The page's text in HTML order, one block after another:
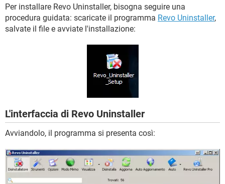
Per installare Revo Uninstaller, bisogna seguire una
procedura guidata: scaricate il programma Revo Uninstaller,
salvate il file e avviate l'installazione:
L'interfaccia di Revo Uninstaller
Avviandolo, il programma si presenta così: